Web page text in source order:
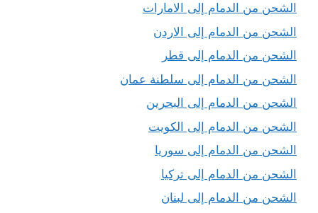
الشحن من الدمام إلى الامارات
الشحن من الدمام إلى الاردن
الشحن من الدمام إلى قطر
الشحن من الدمام إلى سلطنة عمان
الشحن من الدمام إلى البحرين
الشحن من الدمام إلى الكويت
الشحن من الدمام إلى سوريا
الشحن من الدمام إلى تركيا
الشحن من الدمام إلى لبنان